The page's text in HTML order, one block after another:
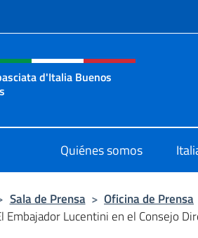
sitio web,
d'Italia Buenos
Quiénes somos
Sala de Prensa > Oficina de Prensa
Embajador Lucentini en el Consejo